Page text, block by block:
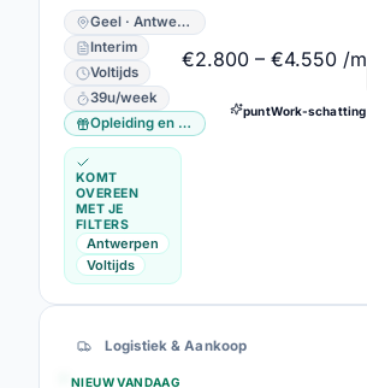
Geel · Antwerpen
Interim
Voltijds
39u/week
Opleiding en vorming
KOMT
OVEREEN
MET JE
FILTERS
Antwerpen
Voltijds
€2.800 – €4.550 /m
puntWork-schatting
Logistiek & Aankoop
NIEUW VANDAAG